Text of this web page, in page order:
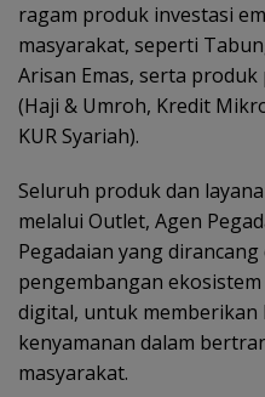
ragam produk investasi
masyarakat, seperti
Arisan Emas, serta
(Haji & Umroh, Kredit
KUR Syariah).
Seluruh produk dan
melalui Outlet, Agen
Pegadaian yang
pengembangan
digital, untuk memberikan
kenyamanan dalam
masyarakat.